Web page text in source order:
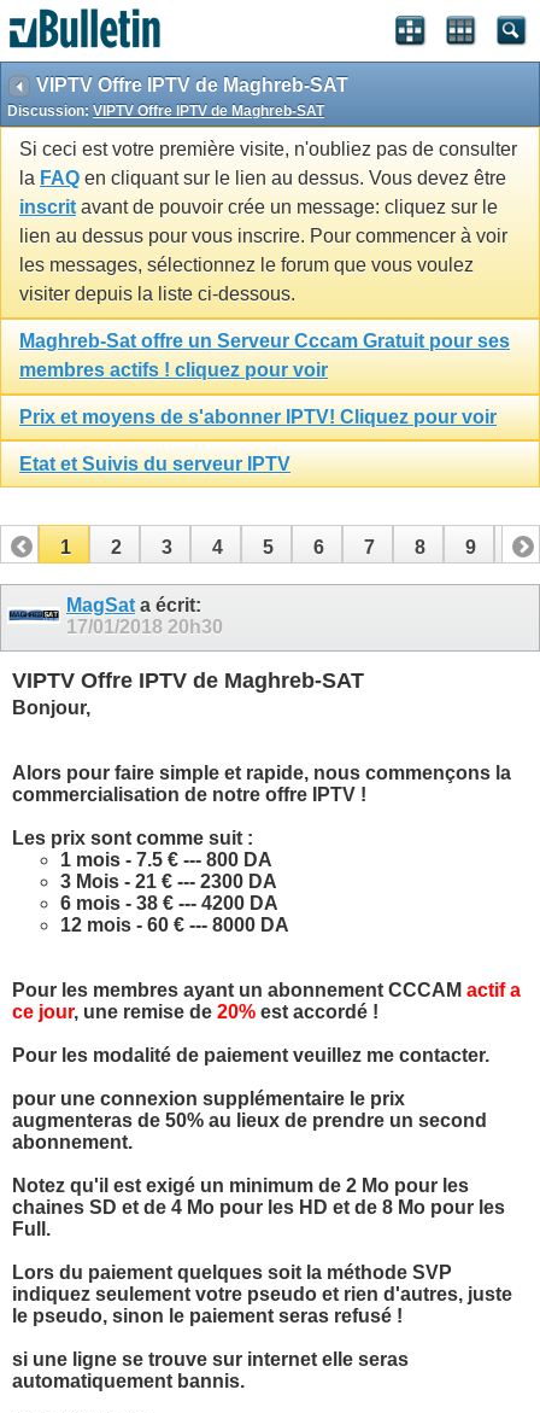
VIPTV Offre IPTV de Maghreb-SAT
Discussion: VIPTV Offre IPTV de Maghreb-SAT
Si ceci est votre première visite, n'oubliez pas de consulter
la FAQ en cliquant sur le lien au dessus. Vous devez être
inscrit avant de pouvoir crée un message: cliquez sur le
lien au dessus pour vous inscrire. Pour commencer à voir
les messages, sélectionnez le forum que vous voulez
visiter depuis la liste ci-dessous.
Maghreb-Sat offre un Serveur Cccam Gratuit pour ses
membres actifs ! cliquez pour voir
Prix et moyens de s'abonner IPTV! Cliquez pour voir
Etat et Suivis du serveur IPTV
1 2 3 4 5 6 7 8 9 10
11 12 13
MagSat a écrit:
17/01/2018 20h30
VIPTV Offre IPTV de Maghreb-SAT
Bonjour,
Alors pour faire simple et rapide, nous commençons la
commercialisation de notre offre IPTV !
Les prix sont comme suit :
1 mois - 7.5 € --- 800 DA
3 Mois - 21 € --- 2300 DA
6 mois - 38 € --- 4200 DA
12 mois - 60 € --- 8000 DA
Pour les membres ayant un abonnement CCCAM actif a
ce jour, une remise de 20% est accordé !
Pour les modalité de paiement veuillez me contacter.
pour une connexion supplémentaire le prix
augmenteras de 50% au lieux de prendre un second
abonnement.
Notez qu'il est exigé un minimum de 2 Mo pour les
chaines SD et de 4 Mo pour les HD et de 8 Mo pour les
Full.
Lors du paiement quelques soit la méthode SVP
indiquez seulement votre pseudo et rien d'autres, juste
le pseudo, sinon le paiement seras refusé !
si une ligne se trouve sur internet elle seras
automatiquement bannis.